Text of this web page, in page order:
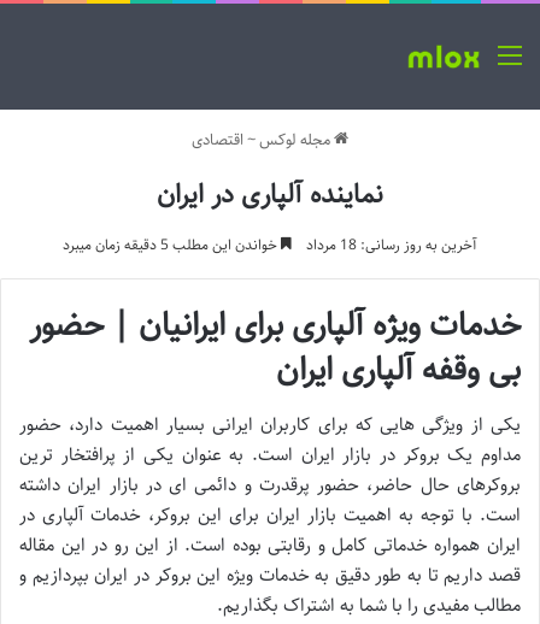
منو
مجله لوکس~ اقتصادی
نماینده آلپاری در ایران
آخرین به روز رسانی: 18 مرداد خواندن این مطلب 5 دقیقه زمان میبرد
خدمات ویژه آلپاری برای ایرانیان | حضور
بی وقفه آلپاری ایران
یکی از ویژگی هایی که برای کاربران ایرانی بسیار اهمیت دارد، حضور
مداوم یک بروکر در بازار ایران است. به عنوان یکی از پرافتخار ترین
بروکرهای حال حاضر، حضور پرقدرت و دائمی ای در بازار ایران داشته
است. با توجه به اهمیت بازار ایران برای این بروکر، خدمات آلپاری در
ایران همواره خدماتی کامل و رقابتی بوده است. از این رو در این مقاله
قصد داریم تا به طور دقیق به خدمات ویژه این بروکر در ایران بپردازیم و
مطالب مفیدی را با شما به اشتراک بگذاریم.